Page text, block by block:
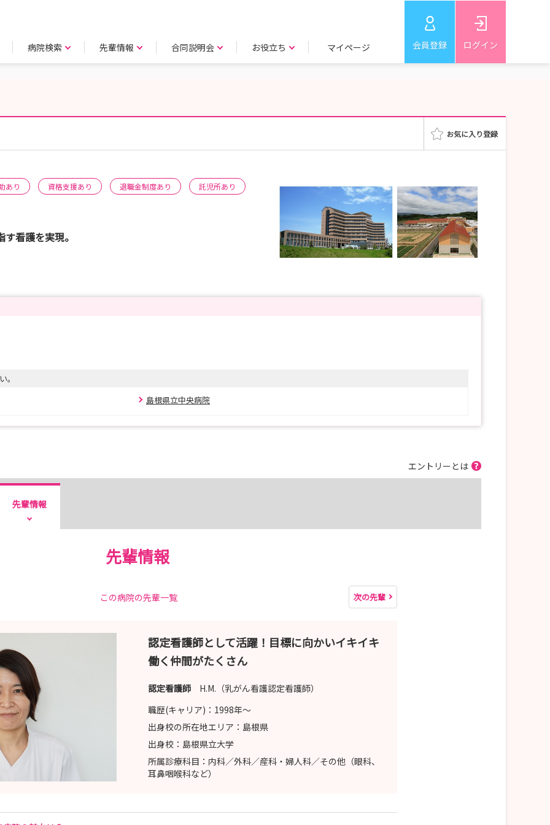
病院検索 先輩情報 合同説明会 お役立ち マイページ 会員登録 ログイン
あり 資格支援あり 退職金制度あり 託児所あり
看護を実現。
。
島根県立中央病院
エントリーとは
先輩情報
先輩情報
この病院の先輩一覧 次の先輩
認定看護師として活躍！目標に向かいイキイキ
働く仲間がたくさん
認定看護師 H.M.（乳がん看護認定看護師）
職歴(キャリア)： 1998年〜
出身校の所在地エリア： 島根県
出身校： 島根県立大学
所属診療科目： 内科／外科／産科・婦人科／その他（眼科、
耳鼻咽喉科など）